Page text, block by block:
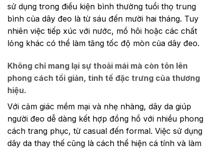
sử dụng trong điều kiện bình thường tuổi thọ trung
bình của dây đeo là từ sáu đến mười hai tháng. Tuy
nhiên việc tiếp xúc với nước, mồ hôi hoặc các chất
lỏng khác có thể làm tăng tốc độ mòn của dây đeo.
Không chỉ mang lại sự thoải mái mà còn tôn lên
phong cách tối giản, tinh tế đặc trưng của thương
hiệu.
Với cảm giác mềm mại và nhẹ nhàng, dây da giúp
người đeo dễ dàng kết hợp đồng hồ với nhiều phong
cách trang phục, từ casual đến formal. Việc sử dụng
dây da thay thế cũng là cách thể hiện cá tính và làm